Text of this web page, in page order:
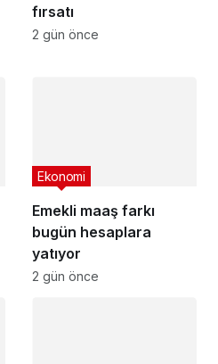
fırsatı
2 gün önce
Emekli maaş farkı
bugün hesaplara
yatıyor
Ekonomi
2 gün önce